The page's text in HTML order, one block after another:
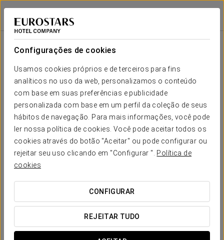
Configurações de cookies
Usamos cookies próprios e de terceiros para fins
analíticos no uso da web, personalizamos o conteúdo
com base em suas preferências e publicidade
personalizada com base em um perfil da coleção de seus
hábitos de navegação. Para mais informações, você pode
ler nossa política de cookies. Você pode aceitar todos os
cookies através do botão "Aceitar" ou pode configurar ou
rejeitar seu uso clicando em "Configurar ". Política de
cookies
CONFIGURAR
REJEITAR TUDO
Crisol Suites Catalinas
BUENOS AIRES
O teu casamento em
Antes de finalizar a sua reserva, é importante que
conheça os seus direitos enquanto consumidor. A
seguir, explicamos em que consiste o direito de
arrependimento, o prazo disponível para o exercer e
as condições aplicáveis em caso de cancelamento.
SOLICITAR ORÇAMENTO